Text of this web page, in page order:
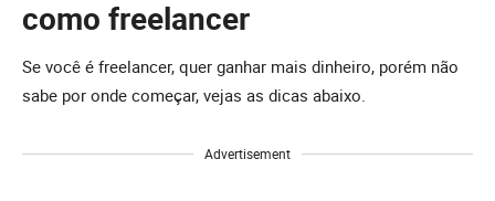
como freelancer
Se você é freelancer, quer ganhar mais dinheiro, porém não
sabe por onde começar, vejas as dicas abaixo.
Advertisement